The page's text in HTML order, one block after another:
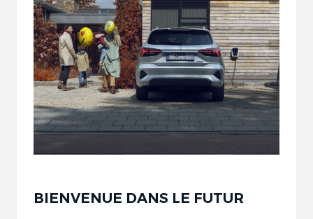
BIENVENUE DANS LE FUTUR